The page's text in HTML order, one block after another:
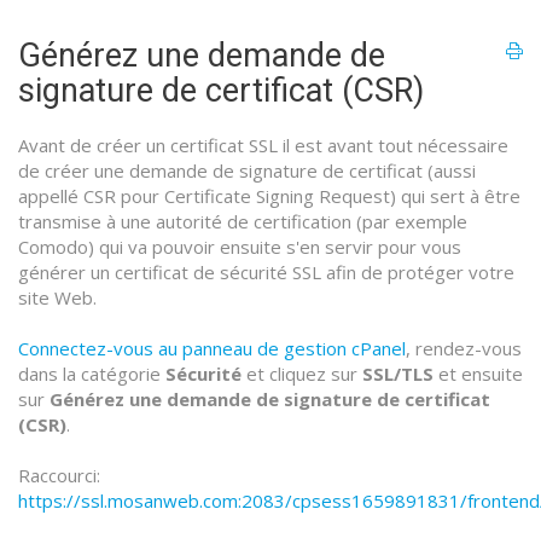
Générez une demande de
signature de certificat (CSR)
Avant de créer un certificat SSL il est avant tout nécessaire
de créer une demande de signature de certificat (aussi
appellé CSR pour Certificate Signing Request) qui sert à être
transmise à une autorité de certification (par exemple
Comodo) qui va pouvoir ensuite s'en servir pour vous
générer un certificat de sécurité SSL afin de protéger votre
site Web.
Connectez-vous au panneau de gestion cPanel, rendez-vous
dans la catégorie Sécurité et cliquez sur SSL/TLS et ensuite
sur Générez une demande de signature de certificat
(CSR).
Raccourci:
https://ssl.mosanweb.com:2083/cpsess1659891831/